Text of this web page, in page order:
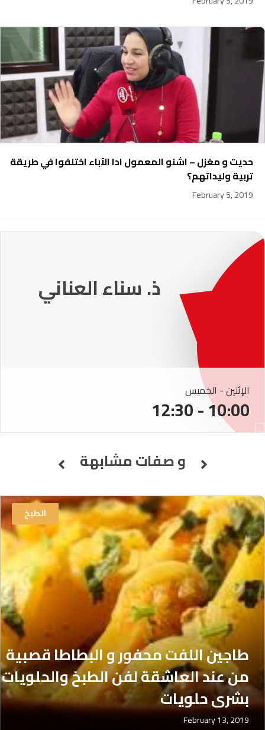
حديت و مغزل – اشنو المعمول ادا الآباء اختلفوا في طريقة
تربية وليداتهم؟
February 5, 2019
ذ. عماد ميزاب
الإثنين - الخميس
10:00 - 12:30
و صفات مشابهة
طاجين اللفت محفور و البطاطا قصبية
من عند العاشقة لفن الطبخ والحلويات
بشرى حلويات
February 13, 2019
الطبخ